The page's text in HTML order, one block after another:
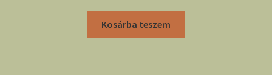
Kosárba teszem